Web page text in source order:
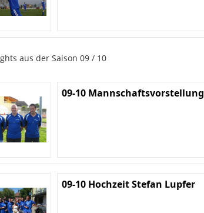
aus der Saison 09 / 10
09-10 Mannschaftsvorstellung
09-10 Hochzeit Stefan Lupfer